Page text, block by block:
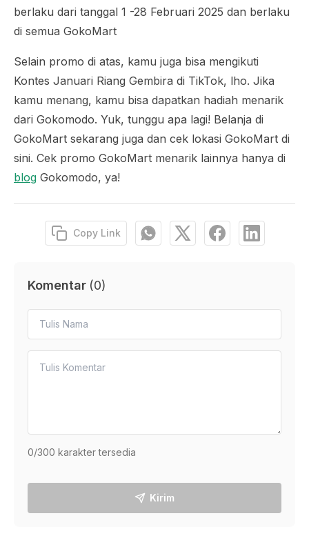
berlaku dari tanggal 1 -28 Februari 2025 dan berlaku
di semua GokoMart
Selain promo di atas, kamu juga bisa mengikuti
Kontes Januari Riang Gembira di TikTok, lho. Jika
kamu menang, kamu bisa dapatkan hadiah menarik
dari Gokomodo. Yuk, tunggu apa lagi! Belanja di
GokoMart sekarang juga dan cek lokasi GokoMart di
sini. Cek promo GokoMart menarik lainnya hanya di
blog Gokomodo, ya!
Copy Link
Komentar (0)
0/300 karakter tersedia
Kirim